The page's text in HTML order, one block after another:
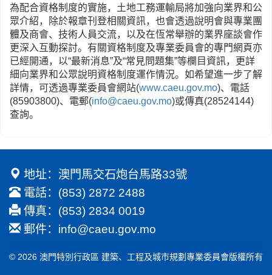
為配合資格制度的實施，土地工務運輸局將加強向業界和公
眾介紹，除於報章刊登相關資訊，也會透過說明會與專業團
體及商會、技術人員交流，以及在恆常舉辦的業界座談會作
更深入互動探討。有關資格制度及專業委員會的專門網頁亦
已經開通，以“最新消息”及“常見問題集”等欄目資訊，更詳
細向業界和公眾說明資格制度運作情況。如希望進一步了解
詳情，可透過專業委員會網站(www.caeu.gov.mo)、電話
(85903800)、電郵(info@caeu.gov.mo)或傳真(28524144)
查詢。
地址：澳門馬交石炮台馬路33號
電話：(853) 2872 2488
傳真：(853) 2834 0019
郵件： info@caeu.gov.mo
© 2026 澳門特別行政區 建築、工程及城市規劃專業委員會版權所有